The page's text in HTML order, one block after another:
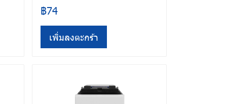
฿74
เพิ่มลงตะกร้า